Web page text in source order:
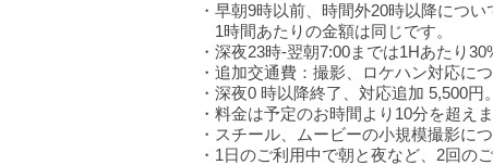
・早朝9時以前、時間外20時以降につ
1時間​あたりの金額は同じです。
・深夜23時-翌朝7:00までは1Hあたり
・追加交通費：撮影、ロケハン対応に
・深夜0 時以降終了、対応追加 5,500円。
・料金は予定のお時間より10分を超え
・スチール、ムービーの小規模撮影に
・1日のご利用中で朝と夜など、2回の